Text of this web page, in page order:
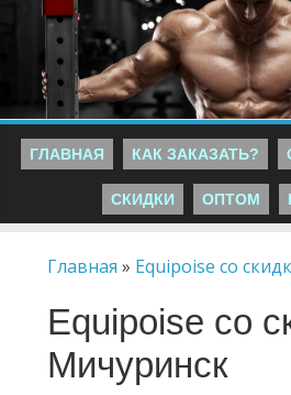
ГЛАВНАЯ КАК ЗАКАЗАТЬ?
СКИДКИ ОПТОМ
Главная » Equipoise со
Equipoise со
Мичуринск